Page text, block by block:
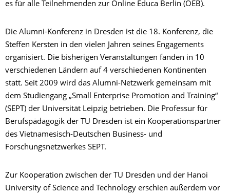
es für alle Teilnehmenden zur Online Educa Berlin (OEB).
Die Alumni-Konferenz in Dresden ist die 18. Konferenz, die
Steffen Kersten in den vielen Jahren seines Engagements
organisiert. Die bisherigen Veranstaltungen fanden in 10
verschiedenen Ländern auf 4 verschiedenen Kontinenten
statt. Seit 2009 wird das Alumni-Netzwerk gemeinsam mit
dem Studiengang „Small Enterprise Promotion and Training“
(SEPT) der Universität Leipzig betrieben. Die Professur für
Berufspädagogik der TU Dresden ist ein Kooperationspartner
des Vietnamesisch-Deutschen Business- und
Forschungsnetzwerkes SEPT.
Zur Kooperation zwischen der TU Dresden und der Hanoi
University of Science and Technology erschien außerdem vor